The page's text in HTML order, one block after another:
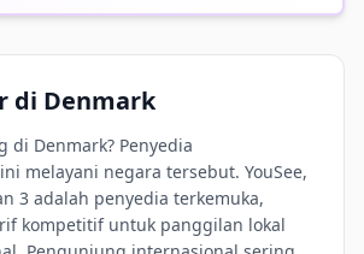
di Denmark
di Denmark? Penyedia
melayani negara tersebut. YouSee,
3 adalah penyedia terkemuka,
kompetitif untuk panggilan lokal